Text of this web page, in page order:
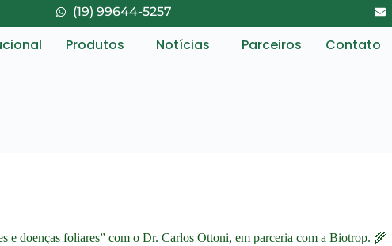
(19) 99644-5257
Produtos Notícias Parceiros Contato
e doenças foliares” com o Dr. Carlos Ottoni, em parceria com a Biotrop. 🌾